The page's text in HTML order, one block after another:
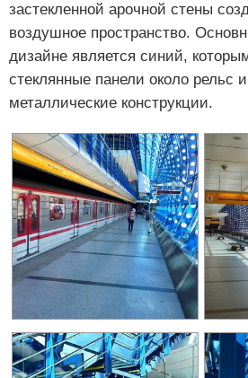
застекленной арочной стены
воздушное пространство.
дизайне является синий,
стеклянные панели около рельс
металлические конструкции.